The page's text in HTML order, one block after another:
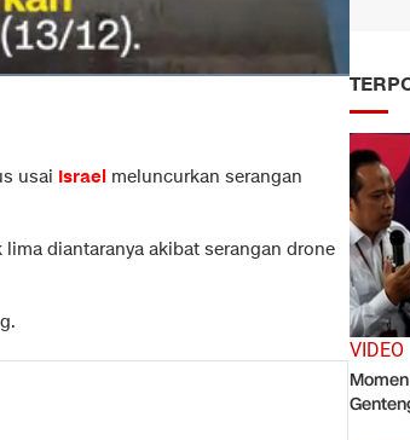
usai Israel meluncurkan serangan
diantaranya akibat serangan drone
VIDEO